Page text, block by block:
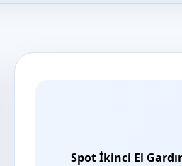
Spot İkinci El